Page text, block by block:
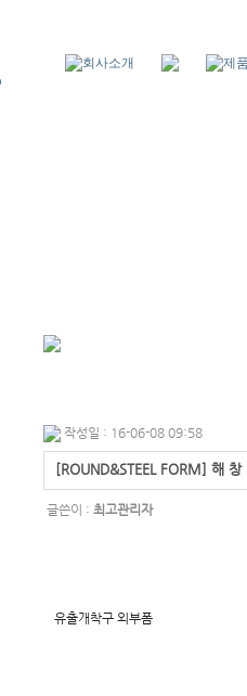
작성일 : 16-06-08 09:58
[ROUND&STEEL FORM] 해
글쓴이 : 최고관리자
유출개착구 외부폼